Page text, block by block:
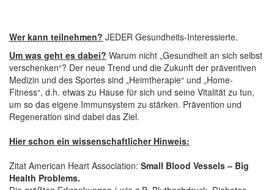
Wer kann teilnehmen? JEDER Gesundheits-Interessierte.
Um was geht es dabei? Warum nicht „Gesundheit an sich selbst
verschenken“? Der neue Trend und die Zukunft der präventiven
Medizin und des Sportes sind „Heimtherapie“ und „Home-
Fitness“, d.h. etwas zu Hause für sich und seine Vitalität zu tun,
um so das eigene Immunsystem zu stärken. Prävention und
Regeneration sind dabei das Ziel.
Hier schon ein wissenschaftlicher Hinweis:
Zitat American Heart Association: Small Blood Vessels – Big
Health Problems.